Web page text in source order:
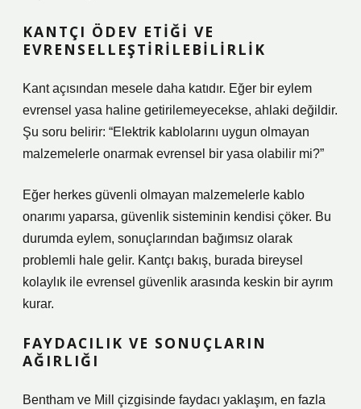
KANTÇI ÖDEV ETIĞI VE
EVRENSELLEŞTIRILEBILIRLIK
Kant açısından mesele daha katıdır. Eğer bir eylem
evrensel yasa haline getirilemeyecekse, ahlaki değildir.
Şu soru belirir: “Elektrik kablolarını uygun olmayan
malzemelerle onarmak evrensel bir yasa olabilir mi?”
Eğer herkes güvenli olmayan malzemelerle kablo
onarımı yaparsa, güvenlik sisteminin kendisi çöker. Bu
durumda eylem, sonuçlarından bağımsız olarak
problemli hale gelir. Kantçı bakış, burada bireysel
kolaylık ile evrensel güvenlik arasında keskin bir ayrım
kurar.
FAYDACILIK VE SONUÇLARIN
AĞIRLIĞI
Bentham ve Mill çizgisinde faydacı yaklaşım, en fazla